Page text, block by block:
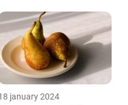
january 2024